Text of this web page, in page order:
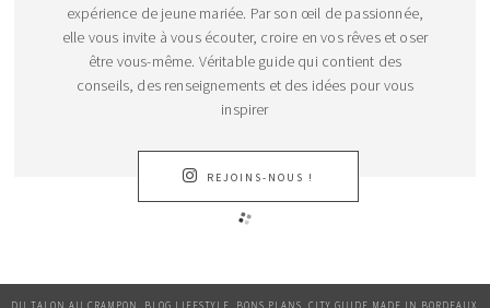
expérience de jeune mariée. Par son œil de passionnée,
elle vous invite à vous écouter, croire en vos rêves et oser
être vous-même. Véritable guide qui contient des
conseils, des renseignements et des idées pour vous
inspirer
REJOINS-NOUS !
DU TALON AU CRAMPON, BLOG LIFESTYLE, BONS PLANS, CITY GUIDE MADE IN BORDEAUX.